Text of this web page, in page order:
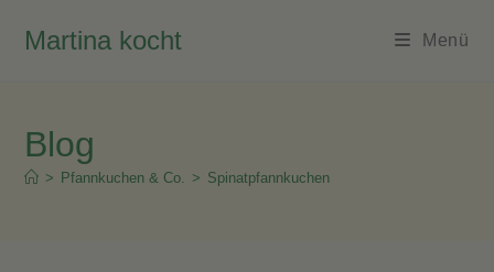
InhaltMartina kocht Menü
Blog
> Pfannkuchen & Co. > Spinatpfannkuchen